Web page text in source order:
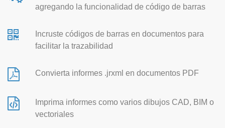
agregando la funcionalidad de código de barras
Incruste códigos de barras en documentos para
facilitar la trazabilidad
Convierta informes .jrxml en documentos PDF
Imprima informes como varios dibujos CAD, BIM o
vectoriales